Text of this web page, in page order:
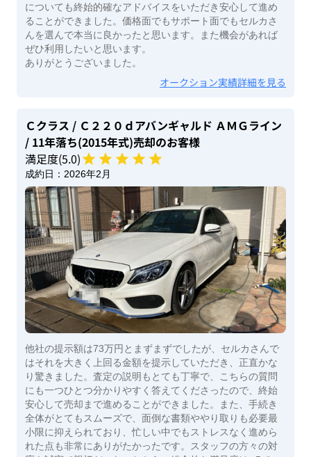
についても終始的確なアドバイスをいただき安心して進め
ることができました。価格面でもサポート面でもセルカさ
んを選んで本当に良かったと思います。また機会があれば
ぜひ利用したいと思います。
ありがとうございました。
オークション実績詳細を見る
Ｃクラス / Ｃ２２０ｄアバンギャルド ＡＭＧライン
/ 11年落ち(2015年式)売却のお客様
満足度(5.0)
成約日： 2026年2月
他社の提示額は73万円とまずまずでしたが、セルカさんで
はそれを大きく上回る金額を提示していただき、正直かな
り驚きました。査定の説明もとても丁寧で、こちらの質問
にも一つひとつ分かりやすく答えてくださったので、終始
安心して売却まで進めることができました。また、手続き
全体がとてもスムーズで、面倒な書類ややり取りも必要最
小限に抑えられており、忙しい中でもストレスなく進めら
れた点も非常にありがたかったです。スタッフの方々の対